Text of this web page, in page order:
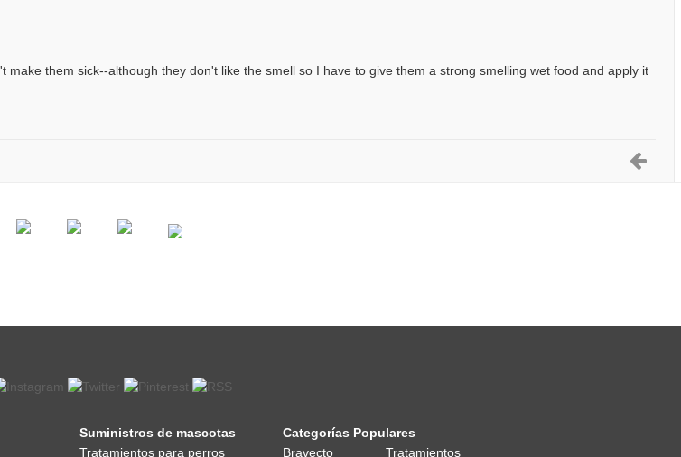
them sick--although they don't like the smell so I have to give them a strong smelling wet food and apply it
Suministros de mascotas
Tratamientos para perros
Categorías Populares
Bravecto
Tratamientos